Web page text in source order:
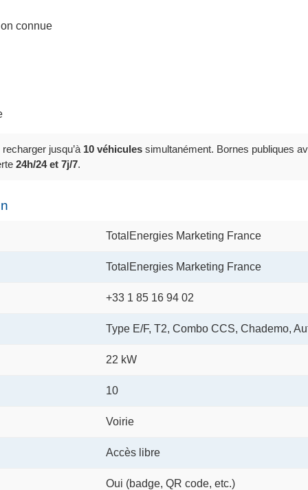
connue
jusqu’à 10 véhicules simultanément. Bornes publiques
24h/24 et 7j/7.
TotalEnergies Marketing France
TotalEnergies Marketing France
+33 1 85 16 94 02
Type E/F, T2, Combo CCS, Chademo,
22 kW
10
Voirie
Accès libre
Oui (badge, QR code, etc.)